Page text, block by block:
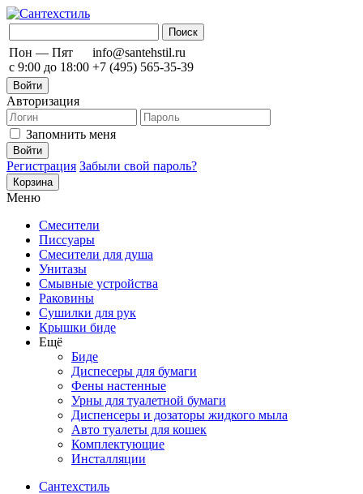
Пон — Пят
с 9:00 до 18:00
info@santehstil.ru
+7 (495) 565-35-39
Войти
Авторизация
Запомнить меня
Регистрация Забыли свой пароль?
Корзина
Меню
Смесители
Писсуары
Смесители для душа
Унитазы
Смывные устройства
Раковины
Сушилки для рук
Крышки биде
Ещё
Биде
Диспесеры для бумаги
Фены настенные
Урны для туалетной бумаги
Диспенсеры и дозаторы жидкого мыла
Авто туалеты для кошек
Комплектующие
Инсталляции
Сантехстиль